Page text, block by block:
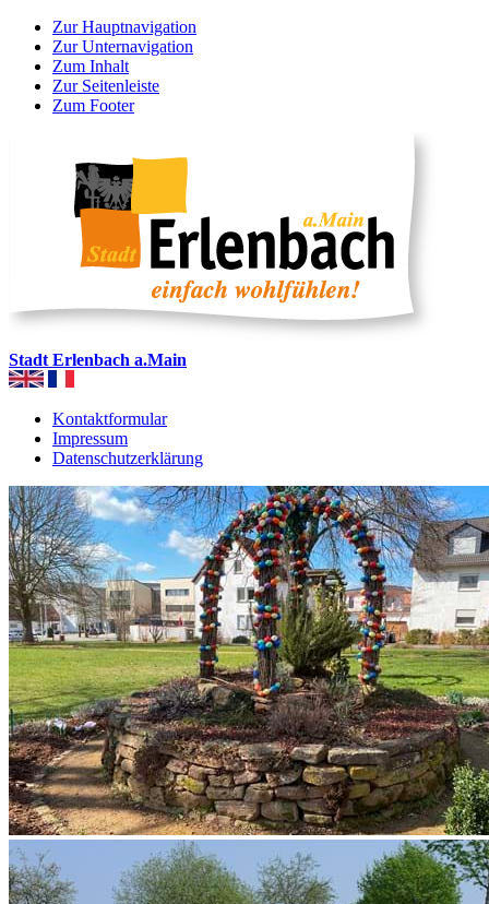
Zur Hauptnavigation
Zur Unternavigation
Zum Inhalt
Zur Seitenleiste
Zum Footer
Stadt Erlenbach a.Main
Kontaktformular
Impressum
Datenschutzerklärung